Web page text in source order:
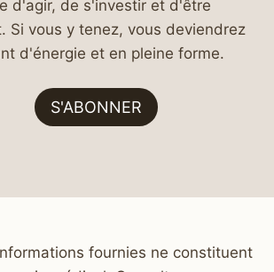
d'agir, de s'investir et d'être
Si vous y tenez, vous deviendrez
d'énergie et en pleine forme.
S'ABONNER
fournies ne constituent